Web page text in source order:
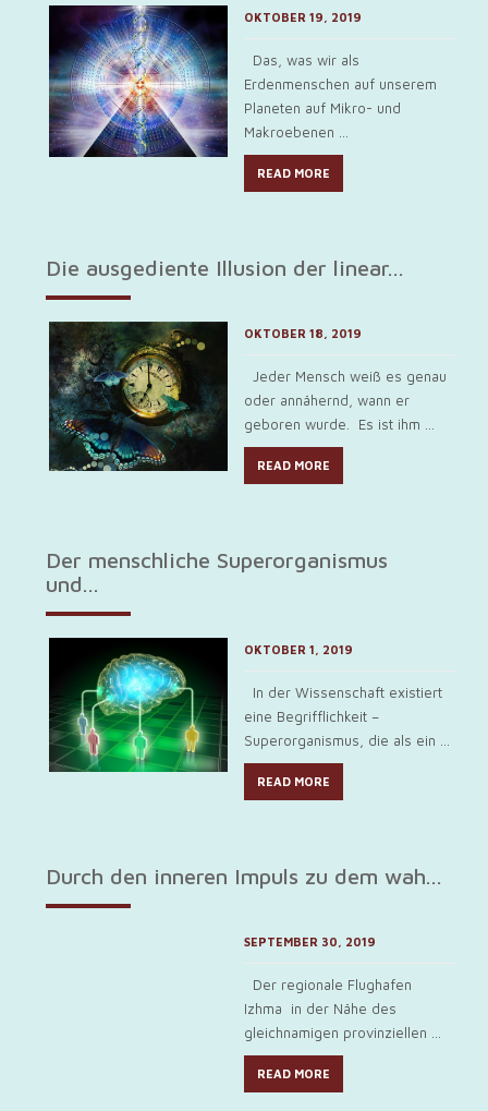
OKTOBER 19, 2019
Das, was wir als
Erdenmenschen auf unserem
Planeten auf Mikro- und
Makroebenen ...
READ MORE
Die ausgediente Illusion der linear...
OKTOBER 18, 2019
Jeder Mensch weiß es genau
oder annähernd, wann er
geboren wurde. Es ist ihm ...
READ MORE
Der menschliche Superorganismus
und...
OKTOBER 1, 2019
In der Wissenschaft existiert
eine Begrifflichkeit –
Superorganismus, die als ein ...
READ MORE
Durch den inneren Impuls zu dem wah...
SEPTEMBER 30, 2019
Der regionale Flughafen
Izhma in der Nähe des
gleichnamigen provinziellen ...
READ MORE